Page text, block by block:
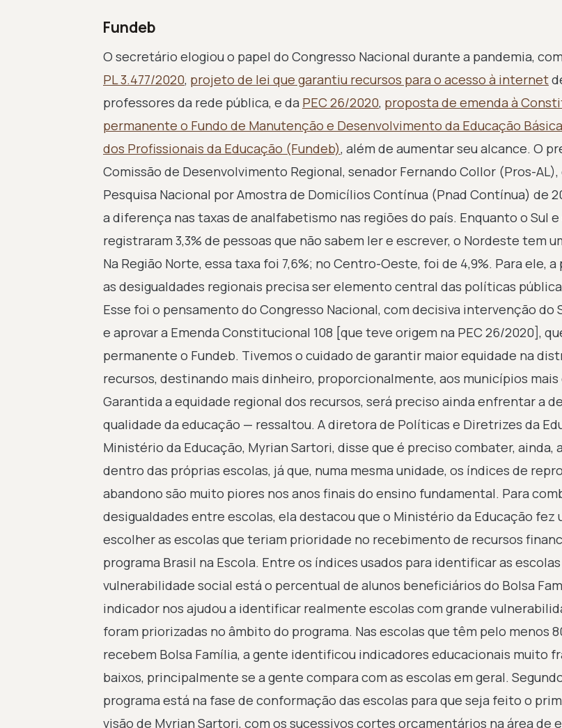
Fundeb
O secretário elogiou o papel do Congresso Nacional durante a pandemia,
PL 3.477/2020, projeto de lei que garantiu recursos para o acesso à internet
professores da rede pública, e da PEC 26/2020, proposta de emenda à
permanente o Fundo de Manutenção e Desenvolvimento da Educação
dos Profissionais da Educação (Fundeb), além de aumentar seu alcance. O
Comissão de Desenvolvimento Regional, senador Fernando Collor (Pros-
Pesquisa Nacional por Amostra de Domicílios Contínua (Pnad Contínua) de
a diferença nas taxas de analfabetismo nas regiões do país. Enquanto o Sul
registraram 3,3% de pessoas que não sabem ler e escrever, o Nordeste tem
Na Região Norte, essa taxa foi 7,6%; no Centro-Oeste, foi de 4,9%. Para ele,
as desigualdades regionais precisa ser elemento central das políticas
Esse foi o pensamento do Congresso Nacional, com decisiva intervenção do
e aprovar a Emenda Constitucional 108 [que teve origem na PEC 26/2020],
permanente o Fundeb. Tivemos o cuidado de garantir maior equidade na
recursos, destinando mais dinheiro, proporcionalmente, aos municípios
Garantida a equidade regional dos recursos, será preciso ainda enfrentar a
qualidade da educação — ressaltou. A diretora de Políticas e Diretrizes da
Ministério da Educação, Myrian Sartori, disse que é preciso combater, ainda,
dentro das próprias escolas, já que, numa mesma unidade, os índices de
abandono são muito piores nos anos finais do ensino fundamental. Para
desigualdades entre escolas, ela destacou que o Ministério da Educação fez
escolher as escolas que teriam prioridade no recebimento de recursos
programa Brasil na Escola. Entre os índices usados para identificar as
vulnerabilidade social está o percentual de alunos beneficiários do Bolsa
indicador nos ajudou a identificar realmente escolas com grande
foram priorizadas no âmbito do programa. Nas escolas que têm pelo menos
recebem Bolsa Família, a gente identificou indicadores educacionais muito
baixos, principalmente se a gente compara com as escolas em geral.
programa está na fase de conformação das escolas para que seja feito o
visão de Myrian Sartori, com os sucessivos cortes orçamentários na área de